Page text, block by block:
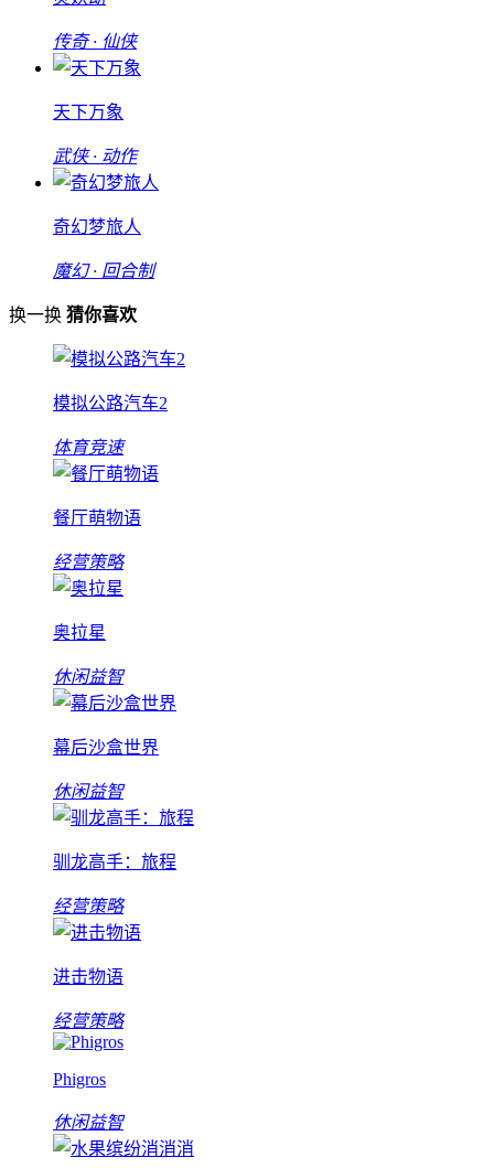
传奇 · 仙侠
天下万象
武侠 · 动作
奇幻梦旅人
魔幻 · 回合制
换一换 猜你喜欢
模拟公路汽车2
体育竞速
餐厅萌物语
经营策略
奥拉星
休闲益智
幕后沙盒世界
休闲益智
驯龙高手：旅程
经营策略
进击物语
经营策略
Phigros
休闲益智